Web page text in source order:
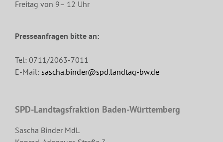
Freitag von 9– 12 Uhr
Presseanfragen bitte an:
Tel: 0711/2063-7011
E-Mail: sascha.binder@spd.landtag-bw.de
SPD-Landtagsfraktion Baden-Württemberg
Sascha Binder MdL